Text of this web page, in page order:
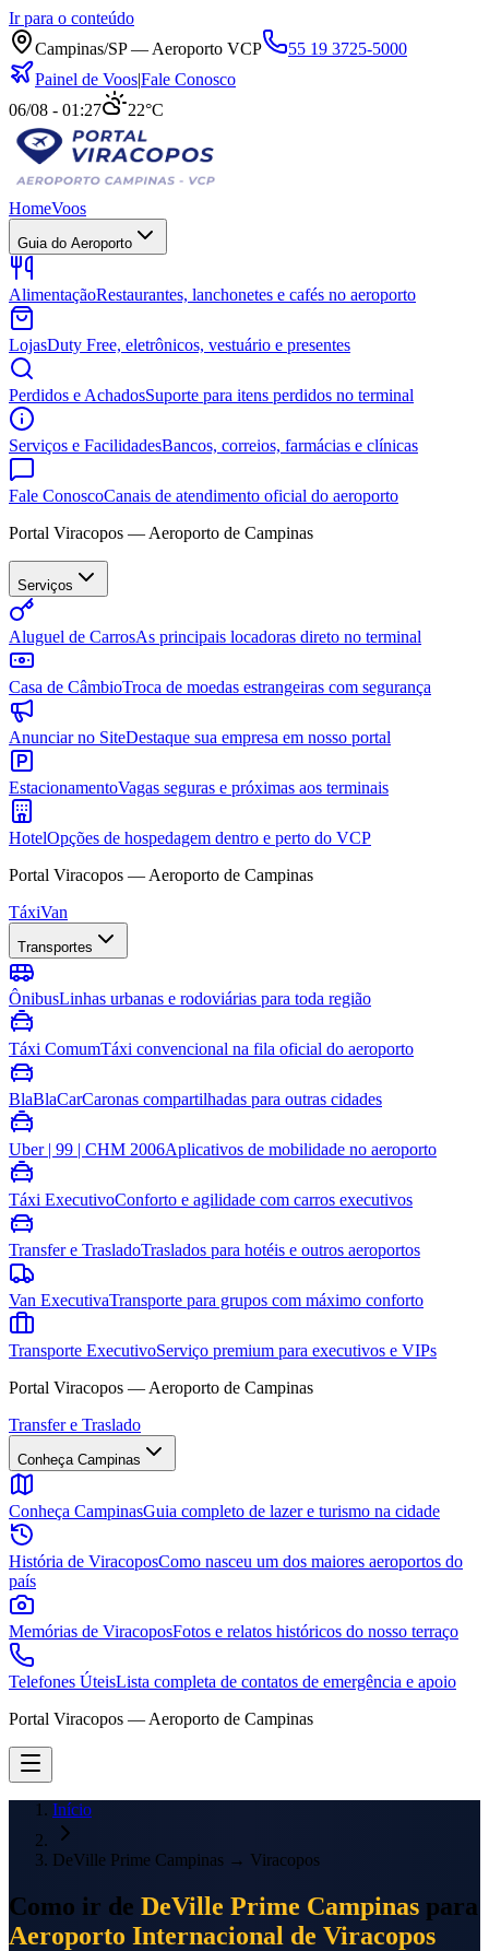
Ir para o conteúdo
Campinas/SP — Aeroporto VCP
55 19 3725-5000
Painel de Voos|Fale Conosco
06/08 - 01:27
22°C
HomeVoos
Guia do Aeroporto
AlimentaçãoRestaurantes, lanchonetes e cafés no aeroporto
LojasDuty Free, eletrônicos, vestuário e presentes
Perdidos e AchadosSuporte para itens perdidos no terminal
Serviços e FacilidadesBancos, correios, farmácias e clínicas
Fale ConoscoCanais de atendimento oficial do aeroporto
Portal Viracopos — Aeroporto de Campinas
Serviços
Aluguel de CarrosAs principais locadoras direto no terminal
Casa de CâmbioTroca de moedas estrangeiras com segurança
Anunciar no SiteDestaque sua empresa em nosso portal
EstacionamentoVagas seguras e próximas aos terminais
HotelOpções de hospedagem dentro e perto do VCP
Portal Viracopos — Aeroporto de Campinas
TáxiVan
Transportes
ÔnibusLinhas urbanas e rodoviárias para toda região
Táxi ComumTáxi convencional na fila oficial do aeroporto
BlaBlaCarCaronas compartilhadas para outras cidades
Uber | 99 | CHM 2006Aplicativos de mobilidade no aeroporto
Táxi ExecutivoConforto e agilidade com carros executivos
Transfer e TrasladoTraslados para hotéis e outros aeroportos
Van ExecutivaTransporte para grupos com máximo conforto
Transporte ExecutivoServiço premium para executivos e VIPs
Portal Viracopos — Aeroporto de Campinas
Transfer e Traslado
Conheça Campinas
Conheça CampinasGuia completo de lazer e turismo na cidade
História de ViracoposComo nasceu um dos maiores aeroportos do
país
Memórias de ViracoposFotos e relatos históricos do nosso terraço
Telefones ÚteisLista completa de contatos de emergência e apoio
Portal Viracopos — Aeroporto de Campinas
Início
DeVille Prime Campinas → Viracopos
Como ir de DeVille Prime Campinas para
Aeroporto Internacional de Viracopos